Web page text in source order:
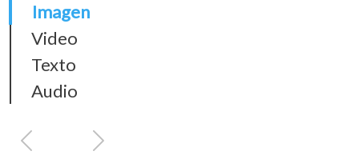
Imagen
Video
Texto
Audio
Anterior Siguiente